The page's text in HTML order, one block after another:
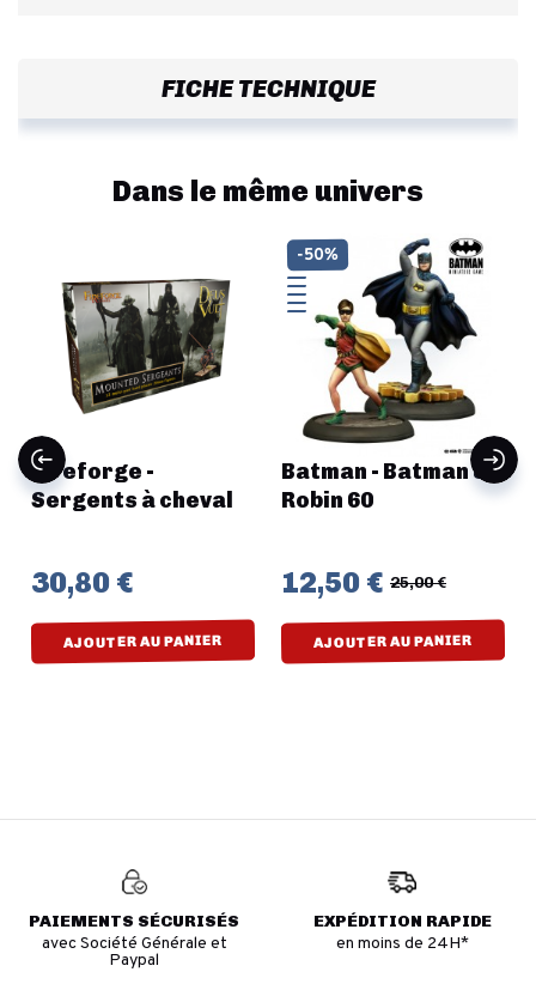
FICHE TECHNIQUE
Dans le même univers
Fireforge -
Sergents à cheval
30,80 €
AJOUTER AU PANIER
Batman - Batman &
Robin 60
12,50 € 25,00 €
AJOUTER AU PANIER
-50%
PAIEMENTS SÉCURISÉS
avec Société Générale et
Paypal
EXPÉDITION RAPIDE
en moins de 24H*